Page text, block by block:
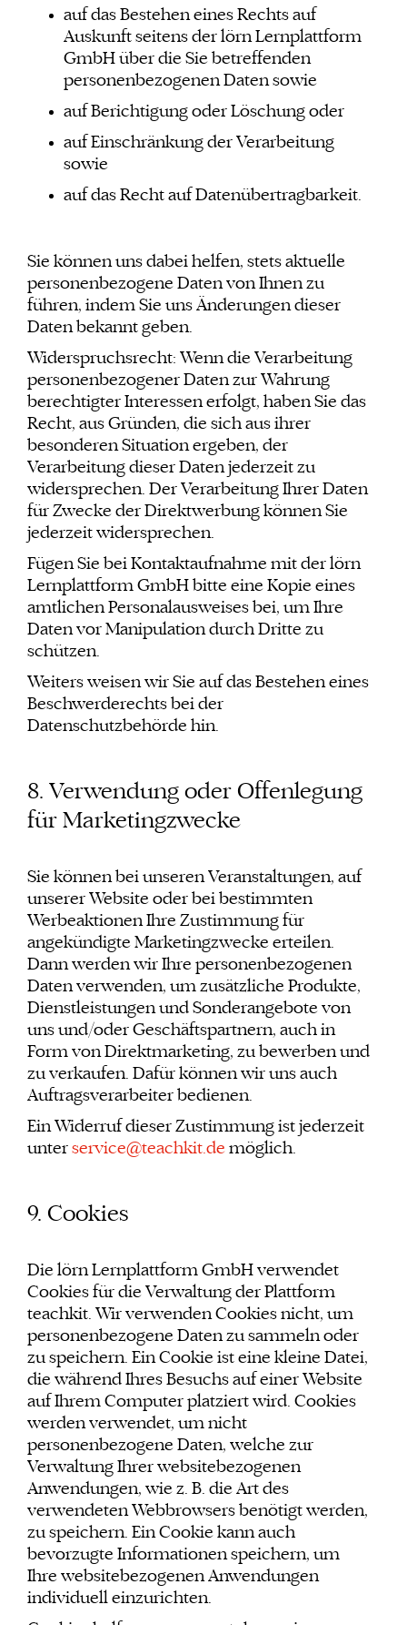
auf das Bestehen eines Rechts auf
Auskunft seitens der lörn Lernplattform
GmbH über die Sie betreffenden
personenbezogenen Daten sowie
auf Berichtigung oder Löschung oder
auf Einschränkung der Verarbeitung
sowie
auf das Recht auf Datenübertragbarkeit.
Sie können uns dabei helfen, stets aktuelle
personenbezogene Daten von Ihnen zu
führen, indem Sie uns Änderungen dieser
Daten bekannt geben.
Widerspruchsrecht: Wenn die Verarbeitung
personenbezogener Daten zur Wahrung
berechtigter Interessen erfolgt, haben Sie das
Recht, aus Gründen, die sich aus ihrer
besonderen Situation ergeben, der
Verarbeitung dieser Daten jederzeit zu
widersprechen. Der Verarbeitung Ihrer Daten
für Zwecke der Direktwerbung können Sie
jederzeit widersprechen.
Fügen Sie bei Kontaktaufnahme mit der lörn
Lernplattform GmbH bitte eine Kopie eines
amtlichen Personalausweises bei, um Ihre
Daten vor Manipulation durch Dritte zu
schützen.
Weiters weisen wir Sie auf das Bestehen eines
Beschwerderechts bei der
Datenschutzbehörde hin.
8. Verwendung oder Offenlegung
für Marketingzwecke
Sie können bei unseren Veranstaltungen, auf
unserer Website oder bei bestimmten
Werbeaktionen Ihre Zustimmung für
angekündigte Marketingzwecke erteilen.
Dann werden wir Ihre personenbezogenen
Daten verwenden, um zusätzliche Produkte,
Dienstleistungen und Sonderangebote von
uns und/oder Geschäftspartnern, auch in
Form von Direktmarketing, zu bewerben und
zu verkaufen. Dafür können wir uns auch
Auftragsverarbeiter bedienen.
Ein Widerruf dieser Zustimmung ist jederzeit
unter service@teachkit.de möglich.
9. Cookies
Die lörn Lernplattform GmbH verwendet
Cookies für die Verwaltung der Plattform
teachkit. Wir verwenden Cookies nicht, um
personenbezogene Daten zu sammeln oder
zu speichern. Ein Cookie ist eine kleine Datei,
die während Ihres Besuchs auf einer Website
auf Ihrem Computer platziert wird. Cookies
werden verwendet, um nicht
personenbezogene Daten, welche zur
Verwaltung Ihrer websitebezogenen
Anwendungen, wie z. B. die Art des
verwendeten Webbrowsers benötigt werden,
zu speichern. Ein Cookie kann auch
bevorzugte Informationen speichern, um
Ihre websitebezogenen Anwendungen
individuell einzurichten.